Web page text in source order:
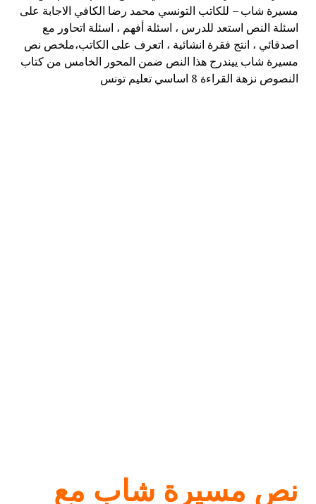
مسيرة شاب – للكاتب التونسي محمد رضا الكافي الاجابة على
اسئلة النص استعد للدرس ، اسئلة أفهم ، اسئلة اتحاور مع
اصدقائي ، انتج فقرة انشائية ، اتعرف على الكاتب،ملخص نص
مسيرة شاب ييندرج هذا النص ضمن المحور الخامس من كتاب
النصوص نزهة القراءة 8 اساسي تعليم تونس
نص مسيرة شاب مع